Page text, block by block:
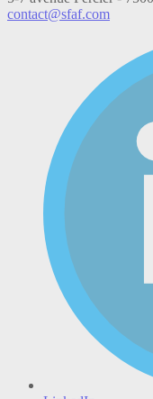
contact@sfaf.com